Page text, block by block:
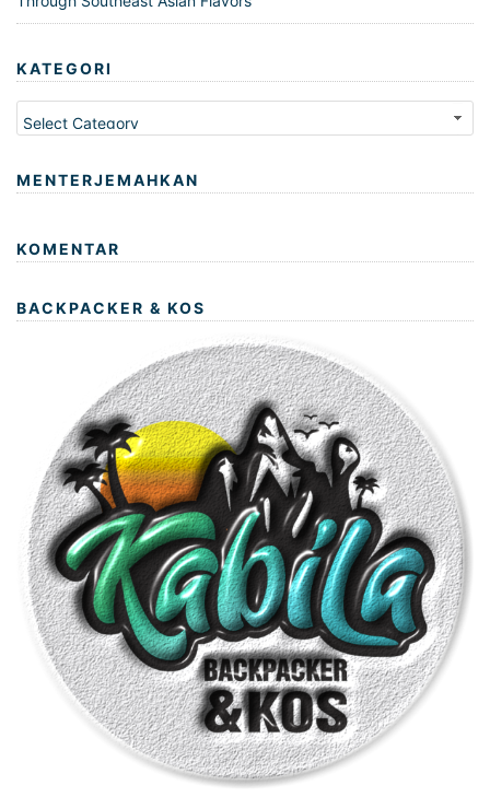
KATEGORI
Kategori
MENTERJEMAHKAN
KOMENTAR
BACKPACKER & KOS